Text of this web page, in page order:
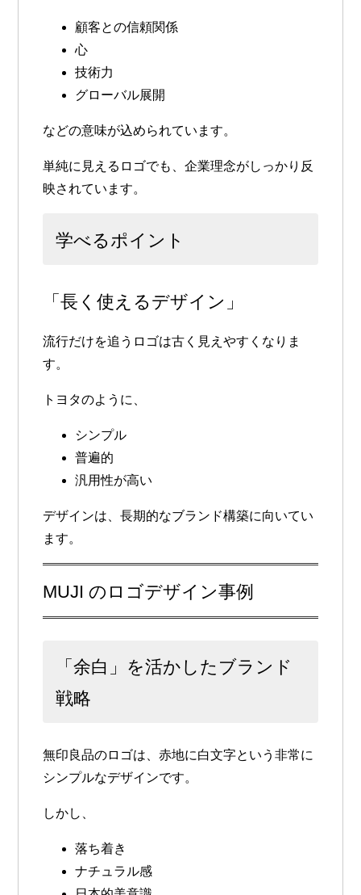
顧客との信頼関係
心
技術力
グローバル展開
などの意味が込められています。
単純に見えるロゴでも、企業理念がしっかり反
映されています。
学べるポイント
「長く使えるデザイン」
流行だけを追うロゴは古く見えやすくなりま
す。
トヨタのように、
シンプル
普遍的
汎用性が高い
デザインは、長期的なブランド構築に向いてい
ます。
MUJI のロゴデザイン事例
「余白」を活かしたブランド
戦略
無印良品のロゴは、赤地に白文字という非常に
シンプルなデザインです。
しかし、
落ち着き
ナチュラル感